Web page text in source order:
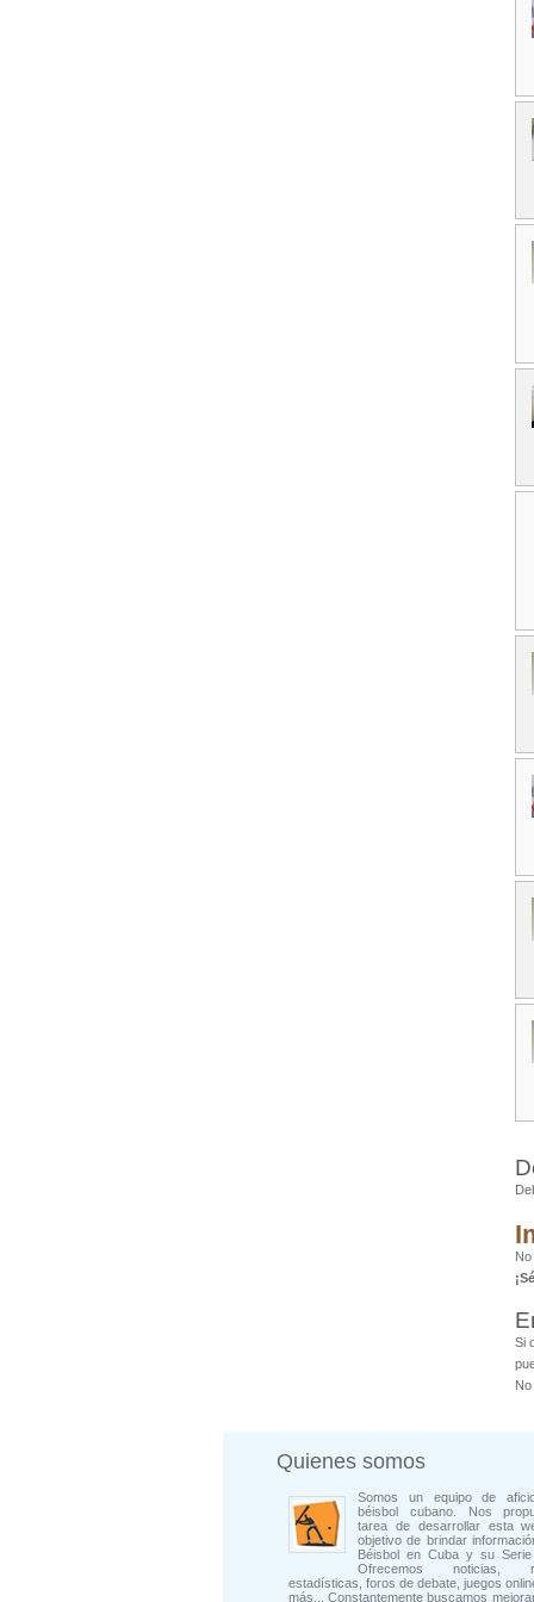
Si
Quienes somos
Somos un equipo de
béisbol cubano. Nos
tarea de desarrollar esta
objetivo de brindar
Béisbol en Cuba y su Serie
Ofrecemos noticias,
estadísticas, foros de debate, juegos
más... Constantemente buscamos